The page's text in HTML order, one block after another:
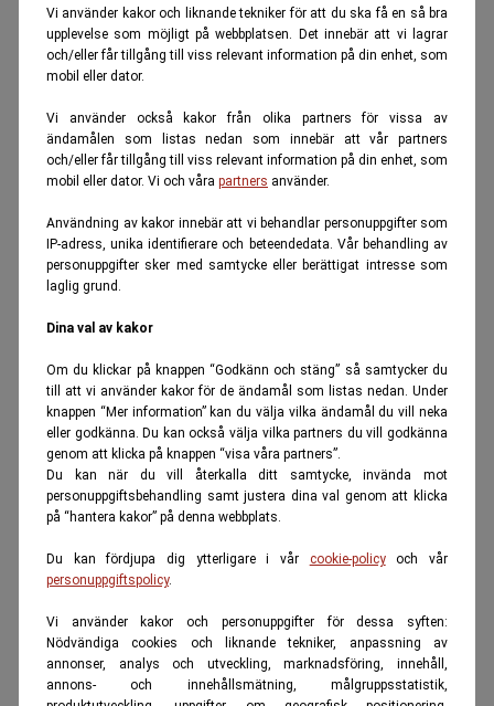
Vi använder kakor och liknande tekniker för att du ska få en så bra
upplevelse som möjligt på webbplatsen. Det innebär att vi lagrar
och/eller får tillgång till viss relevant information på din enhet, som
mobil eller dator.
Vi använder också kakor från olika partners för vissa av
ändamålen som listas nedan som innebär att vår partners
och/eller får tillgång till viss relevant information på din enhet, som
mobil eller dator. Vi och våra partners använder.
Användning av kakor innebär att vi behandlar personuppgifter som
IP-adress, unika identifierare och beteendedata. Vår behandling av
personuppgifter sker med samtycke eller berättigat intresse som
laglig grund.
Dina val av kakor
Om du klickar på knappen “Godkänn och stäng” så samtycker du
till att vi använder kakor för de ändamål som listas nedan. Under
knappen “Mer information” kan du välja vilka ändamål du vill neka
eller godkänna. Du kan också välja vilka partners du vill godkänna
genom att klicka på knappen “visa våra partners”.
Du kan när du vill återkalla ditt samtycke, invända mot
personuppgiftsbehandling samt justera dina val genom att klicka
på “hantera kakor” på denna webbplats.
Du kan fördjupa dig ytterligare i vår cookie-policyoch vår
personuppgiftspolicy.
Vi använder kakor och personuppgifter för dessa syften:
Nödvändiga cookies och liknande tekniker, anpassning av
annonser, analys och utveckling, marknadsföring, innehåll,
annons- och innehållsmätning, målgruppsstatistik,